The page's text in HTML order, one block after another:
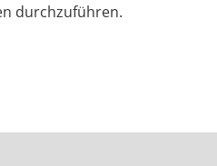
durchzuführen.